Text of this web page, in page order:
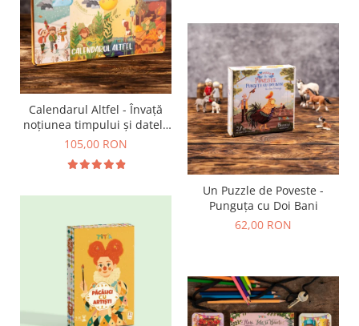
Calendarul Altfel - Învață
noțiunea timpului și datele
importante din an
105,00 RON
Un Puzzle de Poveste -
Punguța cu Doi Bani
62,00 RON